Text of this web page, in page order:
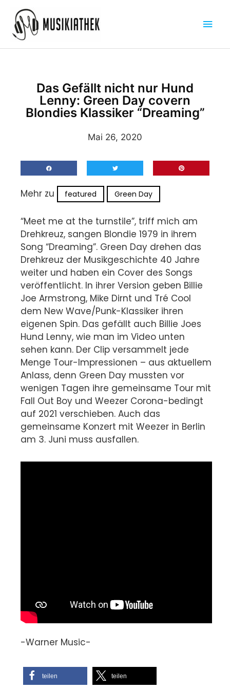
Inhalt
springen
Das Gefällt nicht nur Hund
Lenny: Green Day covern
Blondies Klassiker “Dreaming”
Mai 26, 2020
Mehr zu featured Green Day
“Meet me at the turnstile”, triff mich am
Drehkreuz, sangen Blondie 1979 in ihrem
Song “Dreaming”. Green Day drehen das
Drehkreuz der Musikgeschichte 40 Jahre
weiter und haben ein Cover des Songs
veröffentlicht. In ihrer Version geben Billie
Joe Armstrong, Mike Dirnt und Tré Cool
dem New Wave/Punk-Klassiker ihren
eigenen Spin. Das gefällt auch Billie Joes
Hund Lenny, wie man im Video unten
sehen kann. Der Clip versammelt jede
Menge Tour-Impressionen – aus aktuellem
Anlass, denn Green Day mussten vor
wenigen Tagen ihre gemeinsame Tour mit
Fall Out Boy und Weezer Corona-bedingt
auf 2021 verschieben. Auch das
gemeinsame Konzert mit Weezer in Berlin
am 3. Juni muss ausfallen.
-Warner Music-
teilen teilen